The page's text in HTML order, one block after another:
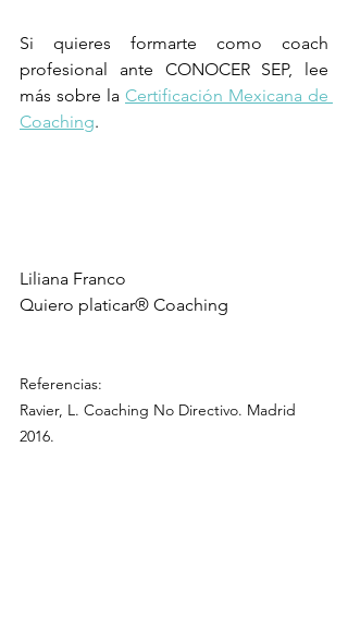
Si quieres formarte como coach
profesional ante CONOCER SEP, lee
más sobre la Certificación Mexicana de
Coaching.
Liliana Franco
Quiero platicar® Coaching
Referencias:
Ravier, L. Coaching No Directivo. Madrid
2016.